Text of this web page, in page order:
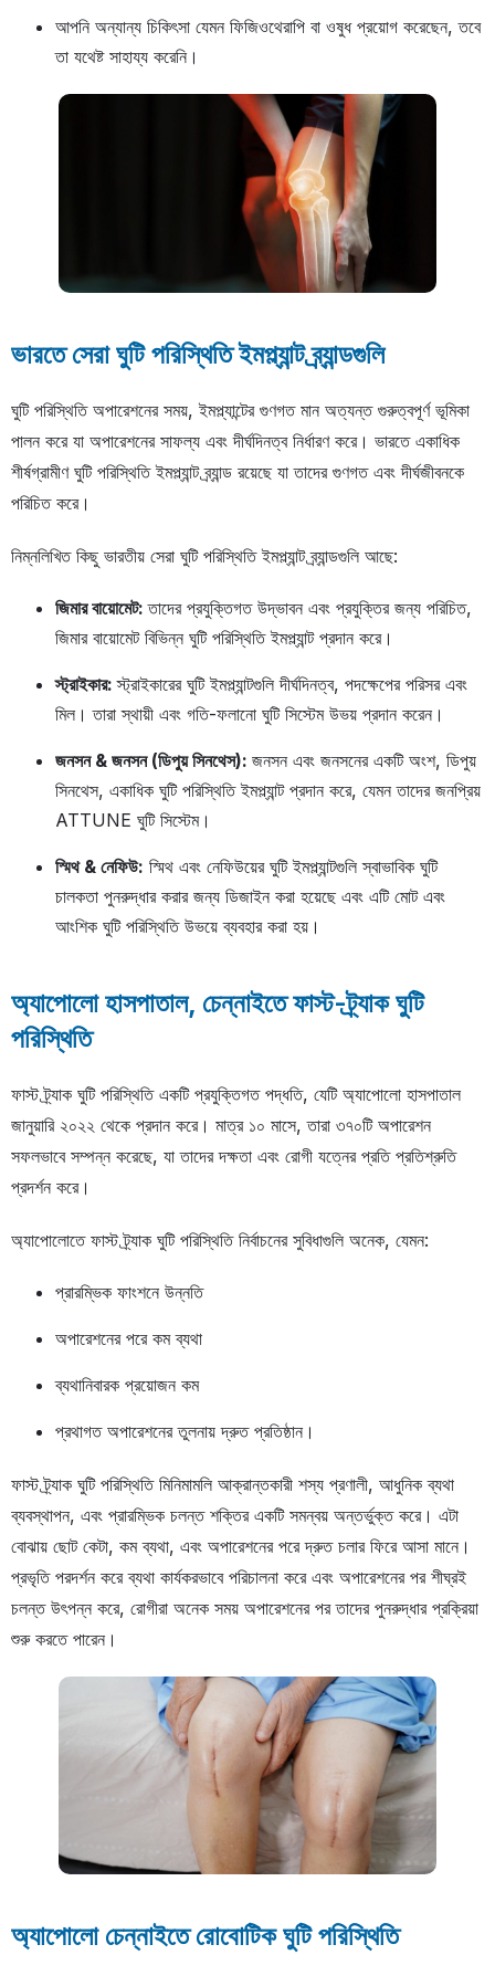
আপনি অন্যান্য চিকিৎসা যেমন ফিজিওথেরাপি বা ওষুধ প্রয়োগ করেছেন, তবে
তা যথেষ্ট সাহায্য করেনি।
ভারতে সেরা ঘুটি পরিস্থিতি ইমপ্ল্যান্ট ব্র্যান্ডগুলি
ঘুটি পরিস্থিতি অপারেশনের সময়, ইমপ্ল্যান্টের গুণগত মান অত্যন্ত গুরুত্বপূর্ণ ভূমিকা
পালন করে যা অপারেশনের সাফল্য এবং দীর্ঘদিনত্ব নির্ধারণ করে। ভারতে একাধিক
শীর্ষগ্রামীণ ঘুটি পরিস্থিতি ইমপ্ল্যান্ট ব্র্যান্ড রয়েছে যা তাদের গুণগত এবং দীর্ঘজীবনকে
পরিচিত করে।
নিম্নলিখিত কিছু ভারতীয় সেরা ঘুটি পরিস্থিতি ইমপ্ল্যান্ট ব্র্যান্ডগুলি আছে:
জিমার বায়োমেট:তাদের প্রযুক্তিগত উদ্ভাবন এবং প্রযুক্তির জন্য পরিচিত,
জিমার বায়োমেট বিভিন্ন ঘুটি পরিস্থিতি ইমপ্ল্যান্ট প্রদান করে।
স্ট্রাইকার:স্ট্রাইকারের ঘুটি ইমপ্ল্যান্টগুলি দীর্ঘদিনত্ব, পদক্ষেপের পরিসর এবং
মিল। তারা স্থায়ী এবং গতি-ফলানো ঘুটি সিস্টেম উভয় প্রদান করেন।
জনসন & জনসন (ডিপুয় সিনথেস): জনসন এবং জনসনের একটি অংশ, ডিপুয়
সিনথেস, একাধিক ঘুটি পরিস্থিতি ইমপ্ল্যান্ট প্রদান করে, যেমন তাদের জনপ্রিয়
ATTUNE ঘুটি সিস্টেম।
স্মিথ & নেফিউ: স্মিথ এবং নেফিউয়ের ঘুটি ইমপ্ল্যান্টগুলি স্বাভাবিক ঘুটি
চালকতা পুনরুদ্ধার করার জন্য ডিজাইন করা হয়েছে এবং এটি মোট এবং
আংশিক ঘুটি পরিস্থিতি উভয়ে ব্যবহার করা হয়।
অ্যাপোলো হাসপাতাল, চেন্নাইতে ফাস্ট-ট্র্যাক ঘুটি
পরিস্থিতি
ফাস্ট ট্র্যাক ঘুটি পরিস্থিতি একটি প্রযুক্তিগত পদ্ধতি, যেটি অ্যাপোলো হাসপাতাল
জানুয়ারি ২০২২ থেকে প্রদান করে। মাত্র ১০ মাসে, তারা ৩৭০টি অপারেশন
সফলভাবে সম্পন্ন করেছে, যা তাদের দক্ষতা এবং রোগী যত্নের প্রতি প্রতিশ্রুতি
প্রদর্শন করে।
অ্যাপোলোতে ফাস্ট ট্র্যাক ঘুটি পরিস্থিতি নির্বাচনের সুবিধাগুলি অনেক, যেমন:
প্রারম্ভিক ফাংশনে উন্নতি
অপারেশনের পরে কম ব্যথা
ব্যথানিবারক প্রয়োজন কম
প্রথাগত অপারেশনের তুলনায় দ্রুত প্রতিষ্ঠান।
ফাস্ট ট্র্যাক ঘুটি পরিস্থিতি মিনিমামলি আক্রান্তকারী শস্য প্রণালী, আধুনিক ব্যথা
ব্যবস্থাপন, এবং প্রারম্ভিক চলন্ত শক্তির একটি সমন্বয় অন্তর্ভুক্ত করে। এটা
বোঝায় ছোট কেটা, কম ব্যথা, এবং অপারেশনের পরে দ্রুত চলার ফিরে আসা মানে।
প্রভৃতি পরদর্শন করে ব্যথা কার্যকরভাবে পরিচালনা করে এবং অপারেশনের পর শীঘ্রই
চলন্ত উৎপন্ন করে, রোগীরা অনেক সময় অপারেশনের পর তাদের পুনরুদ্ধার প্রক্রিয়া
শুরু করতে পারেন।
অ্যাপোলো চেন্নাইতে রোবোটিক ঘুটি পরিস্থিতি